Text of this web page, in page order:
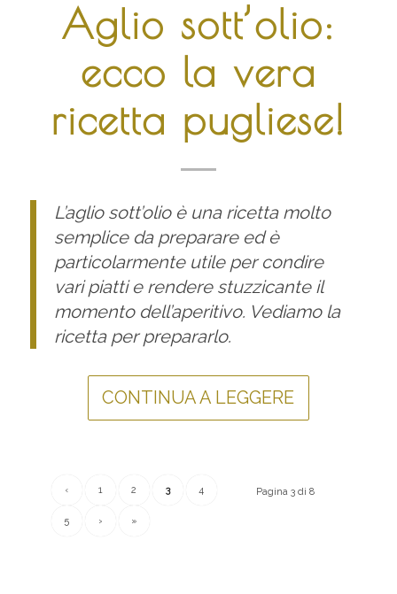
Aglio sott’olio:
ecco la vera
ricetta pugliese!
L’aglio sott’olio è una ricetta molto
semplice da preparare ed è
particolarmente utile per condire
vari piatti e rendere stuzzicante il
momento dell’aperitivo. Vediamo la
ricetta per prepararlo.
CONTINUA A LEGGERE
Pagina 3 di 8
‹ 1 2 3 4
5 › »